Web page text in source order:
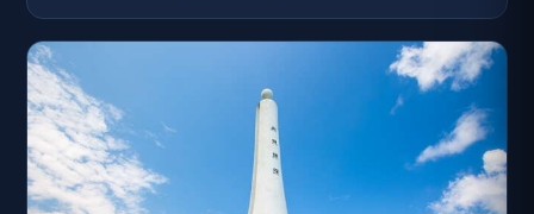
配合泛舟活動，設置了八座觀景台；橋上可遠眺出海囗的奚
卜蘭島。